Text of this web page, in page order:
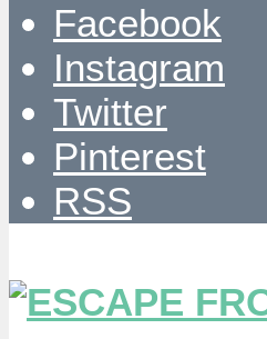
Facebook
Instagram
Twitter
Pinterest
RSS